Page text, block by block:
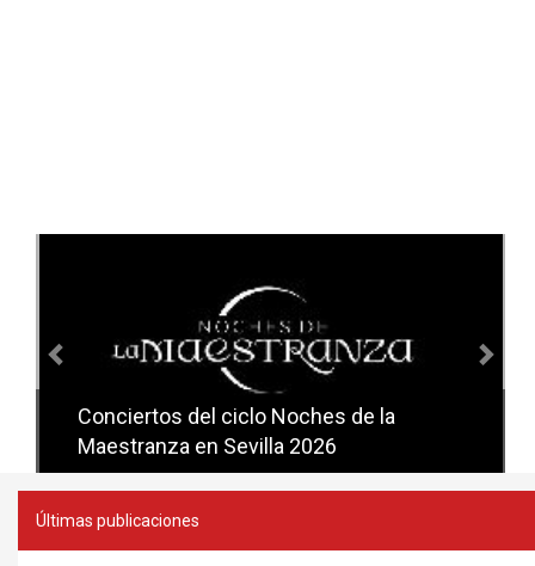
Conciertos del ciclo Noches de la
Maestranza en Sevilla 2026
Conciertos del ciclo Candlelight en
Sevilla
Últimas publicaciones